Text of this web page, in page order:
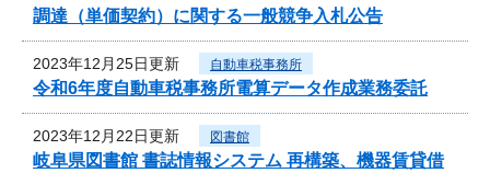
調達（単価契約）に関する一般競争入札公告
2023年12月25日更新 自動車税事務所
令和6年度自動車税事務所電算データ作成業務委託
2023年12月22日更新 図書館
岐阜県図書館 書誌情報システム 再構築、機器賃貸借